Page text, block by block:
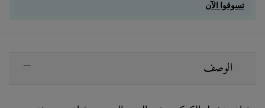
تسوقوا الآن
الوصف